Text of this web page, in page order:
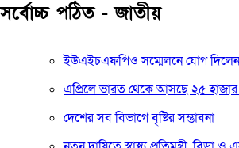
সর্বোচ্চ পঠিত - জাতীয়
ইউএইচএফপিও সম্মেলনে যোগ দিলেন
এপ্রিলে ভারত থেকে আসছে ২৫
দেশের সব বিভাগে বৃষ্টির সম্ভাবনা